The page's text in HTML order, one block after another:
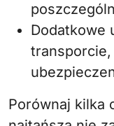
Dodatkowe
Porównaj kilka